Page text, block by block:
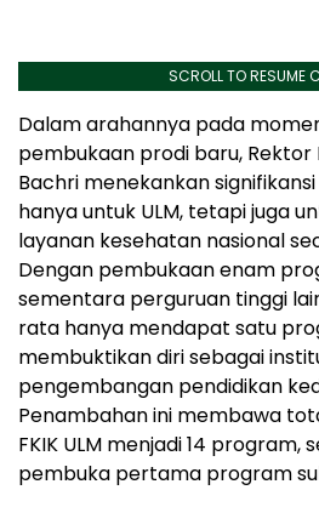
SCROLL TO RESUME
Dalam arahannya pada
pembukaan prodi baru, Rektor
Bachri menekankan
hanya untuk ULM, tetapi juga
layanan kesehatan nasional
Dengan pembukaan enam
sementara perguruan tinggi
rata hanya mendapat satu
membuktikan diri sebagai
pengembangan pendidikan
Penambahan ini membawa
FKIK ULM menjadi 14 program,
pembuka pertama program